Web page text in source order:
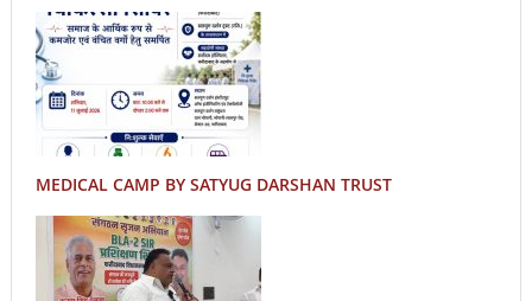
MEDICAL CAMP BY SATYUG DARSHAN TRUST